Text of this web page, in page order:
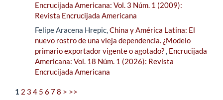
Encrucijada Americana: Vol. 3 Núm. 1 (2009):
Revista Encrucijada Americana
Felipe Aracena Hrepic,China y América Latina: El
nuevo rostro de una vieja dependencia. ¿Modelo
primario exportador vigente o agotado?, Encrucijada
Americana: Vol. 18 Núm. 1 (2026): Revista
Encrucijada Americana
1 2 3 4 5 6 78 > >>